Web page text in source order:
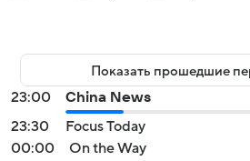
Показать прошедшие
23:00
China News
23:30
Focus Today
00:00
On the Way